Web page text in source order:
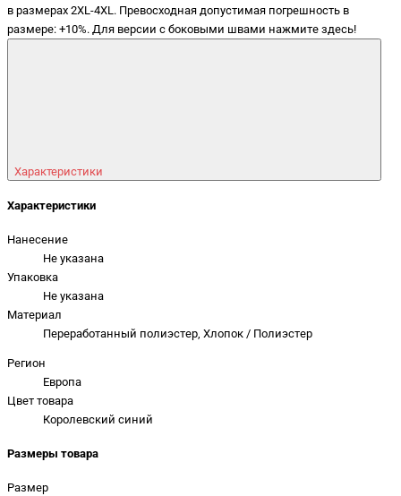
в размерах 2XL-4XL. Превосходная допустимая погрешность в
размере: +10%. Для версии с боковыми швами нажмите здесь!
Характеристики
Характеристики
Нанесение
Не указана
Упаковка
Не указана
Материал
Переработанный полиэстер, Хлопок / Полиэстер
Регион
Европа
Цвет товара
Королевский синий
Размеры товара
Размер